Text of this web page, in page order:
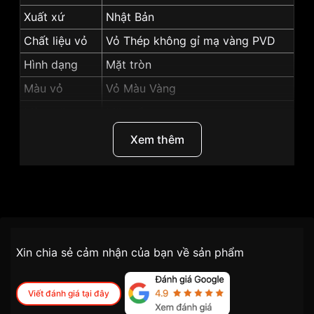
Xuất xứ
Nhật Bản
Chất liệu vỏ
Vỏ Thép không gỉ mạ vàng PVD
Hình dạng
Mặt tròn
Màu vỏ
Vỏ Màu Vàng
Dạ quang, Lịch thứ, Lịch ngày,
Giờ, phút, giây
Xem thêm
Đối tượng sử dụng Nữ
Dòng máy Pin / Quartz
tiện lợi –
nhanh chóng – minh bạch
Xin chia sẻ cảm nhận của bạn về sản phẩm
Viết đánh giá tại đây